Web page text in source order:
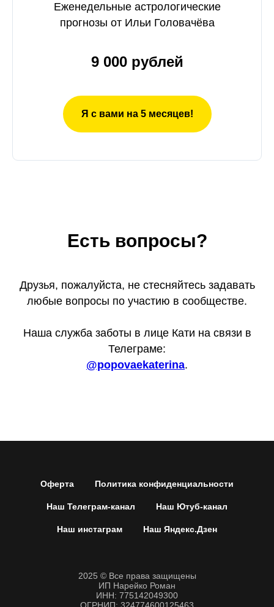
Еженедельные астрологические
прогнозы от Ильи Головачёва
9 000 рублей
Я с вами на 5 месяцев!
Есть вопросы?
Друзья, пожалуйста, не стесняйтесь задавать
любые вопросы по участию в сообществе.
Наша служба заботы в лице Кати на связи в
Телеграме:
@popovaekaterina.
Оферта Политика конфиденциальности
Наш Телеграм-канал Наш Ютуб-канал
Наш инстаграм Наш Яндекс.Дзен
2025 © Все права защищены
ИП Нарейко Роман
ИНН: 775142049300